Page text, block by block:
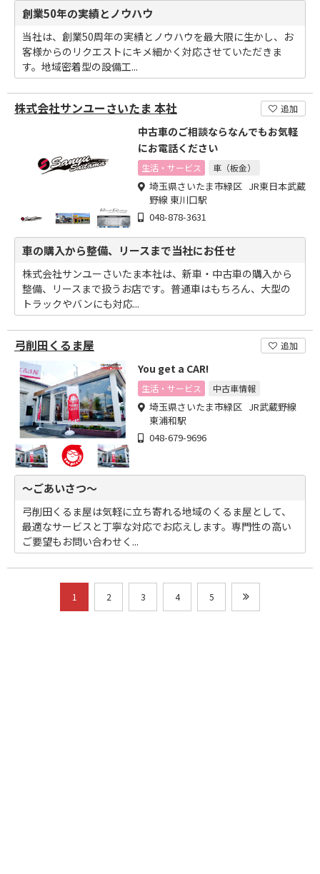
創業50年の実績とノウハウ
当社は、創業50周年の実績とノウハウを最大限に生かし、お
客様からのリクエストにキメ細かく対応させていただきま
す。地域密着型の設備工...
株式会社サンユーさいたま 本社 追加
中古車のご相談ならなんでもお気軽
にお電話ください
生活・サービス 車（板金）
埼玉県さいたま市緑区 JR東日本武蔵
野線 東川口駅
048-878-3631
車の購入から整備、リースまで当社にお任せ
株式会社サンユーさいたま本社は、新車・中古車の購入から
整備、リースまで扱うお店です。普通車はもちろん、大型の
トラックやバンにも対応...
弓削田くるま屋 追加
You get a CAR!
生活・サービス 中古車情報
埼玉県さいたま市緑区 JR武蔵野線
東浦和駅
048-679-9696
～ごあいさつ～
弓削田くるま屋は気軽に立ち寄れる地域のくるま屋として、
最適なサービスと丁寧な対応でお応えします。専門性の高い
ご要望もお問い合わせく...
1 2 3 4 5